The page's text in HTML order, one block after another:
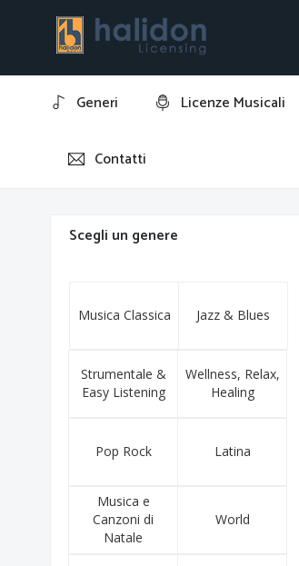
Generi Licenze Musicali
Contatti
Home Antonio McFly Morelli
Scegli un genere
Musica Classica Jazz & Blues
Strumentale &
Easy Listening
Wellness, Relax,
Healing
Pop Rock Latina
Musica e
Canzoni di
Natale
World